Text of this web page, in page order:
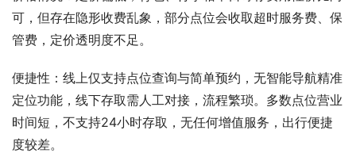
可，但存在隐形收费乱象，部分点位会收取超时服务费、保
管费，定价透明度不足。
便捷性：线上仅支持点位查询与简单预约，无智能导航精准
定位功能，线下存取需人工对接，流程繁琐。多数点位营业
时间短，不支持24小时存取，无任何增值服务，出行便捷
度较差。